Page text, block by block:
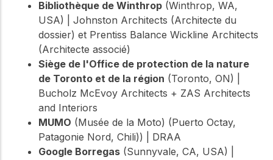
Bibliothèque de Winthrop (Winthrop, WA,
USA) | Johnston Architects (Architecte du
dossier) et Prentiss Balance Wickline Architects
(Architecte associé)
Siège de l'Office de protection de la nature
de Toronto et de la région (Toronto, ON) |
Bucholz McEvoy Architects + ZAS Architects
and Interiors
MUMO (Musée de la Moto) (Puerto Octay,
Patagonie Nord, Chili)) | DRAA
Google Borregas (Sunnyvale, CA, USA) |